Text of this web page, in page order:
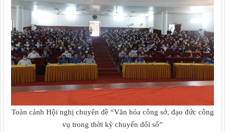
Toàn cảnh Hội nghị chuyên đề “Văn hóa công sở, đạo đức công
vụ trong thời kỳ chuyển đổi số”